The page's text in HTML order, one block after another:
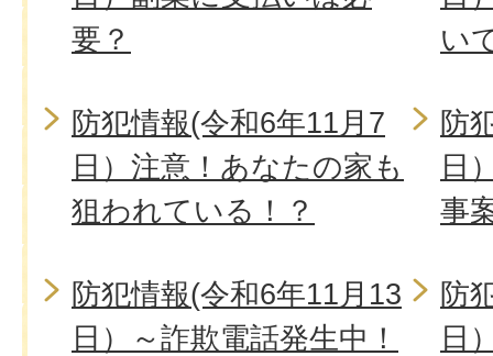
要？
い
防犯情報(令和6年11月7
日）注意！あなたの家も
狙われている！？
防
日
事
防犯情報(令和6年11月13
日）～詐欺電話発生中！
防
日